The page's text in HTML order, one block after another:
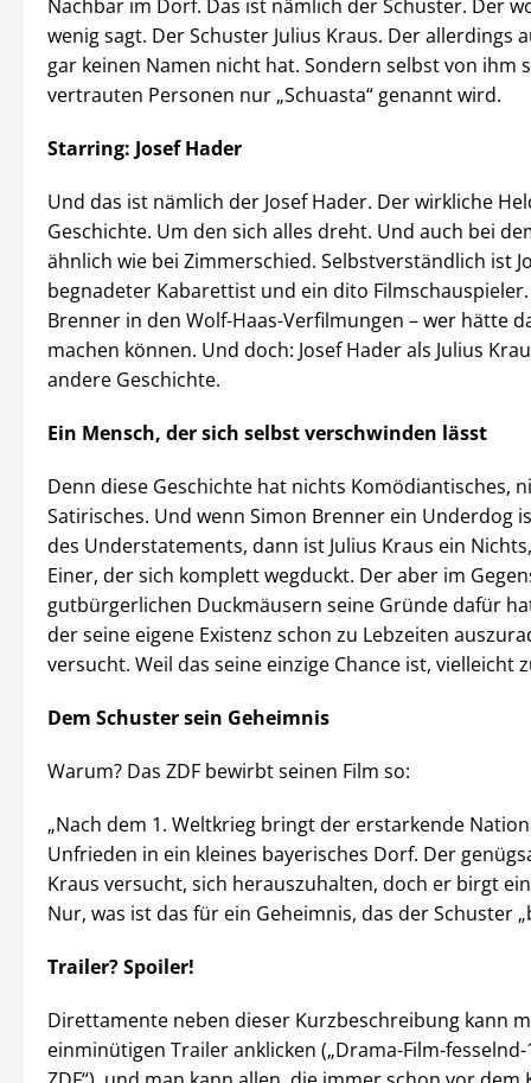
Nachbar im Dorf. Das ist nämlich der Schuster. Der
wenig sagt. Der Schuster Julius Kraus. Der allerdings
gar keinen Namen nicht hat. Sondern selbst von ihm
vertrauten Personen nur „Schuasta“ genannt wird.
Starring: Josef Hader
Und das ist nämlich der Josef Hader. Der wirkliche
Geschichte. Um den sich alles dreht. Und auch bei
ähnlich wie bei Zimmerschied. Selbstverständlich ist
begnadeter Kabarettist und ein dito
Brenner in den Wolf-Haas-Verfilmungen – wer hätte
machen können. Und doch: Josef Hader als Julius
andere Geschichte.
Ein Mensch, der sich selbst verschwinden lässt
Denn diese Geschichte hat nichts Komödiantisches,
Satirisches. Und wenn Simon Brenner ein Underdog
des Understatements, dann ist Julius Kraus ein
Einer, der sich komplett wegduckt. Der aber im
gutbürgerlichen Duckmäusern seine Gründe dafür
der seine eigene Existenz schon zu Lebzeiten
versucht. Weil das seine einzige Chance ist, vielleicht
Dem Schuster sein Geheimnis
Warum? Das ZDF bewirbt seinen Film so:
„Nach dem 1. Weltkrieg bringt der erstarkende
Unfrieden in ein kleines bayerisches Dorf. Der
Kraus versucht, sich herauszuhalten, doch er birgt
Nur, was ist das für ein Geheimnis, das der Schuster
Trailer? Spoiler!
Direttamente neben dieser Kurzbeschreibung kann
einminütigen Trailer anklicken („Drama-Film-fesselnd-